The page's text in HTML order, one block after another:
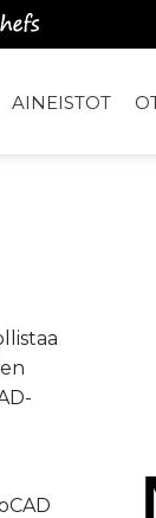
AINEISTOT